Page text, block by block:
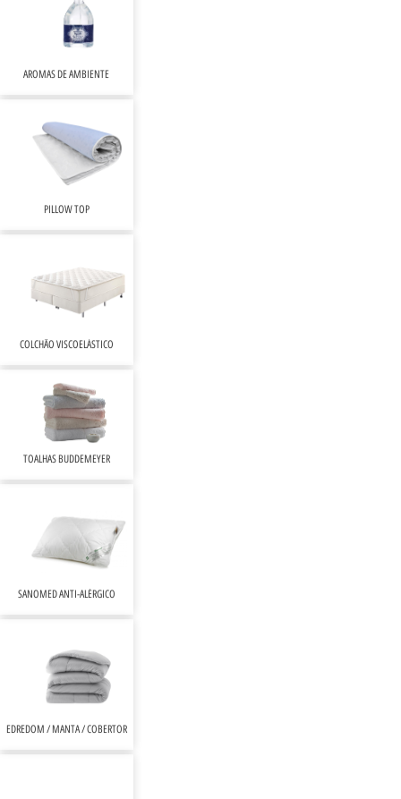
EDREDOM / MANTA / COBERTOR
SANOMED ANTI-ALÉRGICO
TOALHAS BUDDEMEYER
COLCHÃO VISCOELÁSTICO
PILLOW TOP
AROMAS DE AMBIENTE